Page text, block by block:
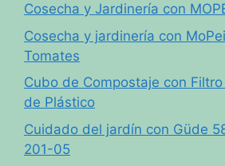
Cosecha y Jardinería con
Cosecha y jardinería con
Tomates
Cubo de Compostaje con
de Plástico
Cuidado del jardín con Güde
201-05